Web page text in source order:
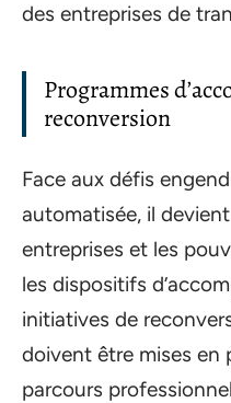
des entreprises de
Programmes
reconversion
Face aux défis
automatisée, il
entreprises et les
les dispositifs
initiatives de
doivent être mises en
parcours